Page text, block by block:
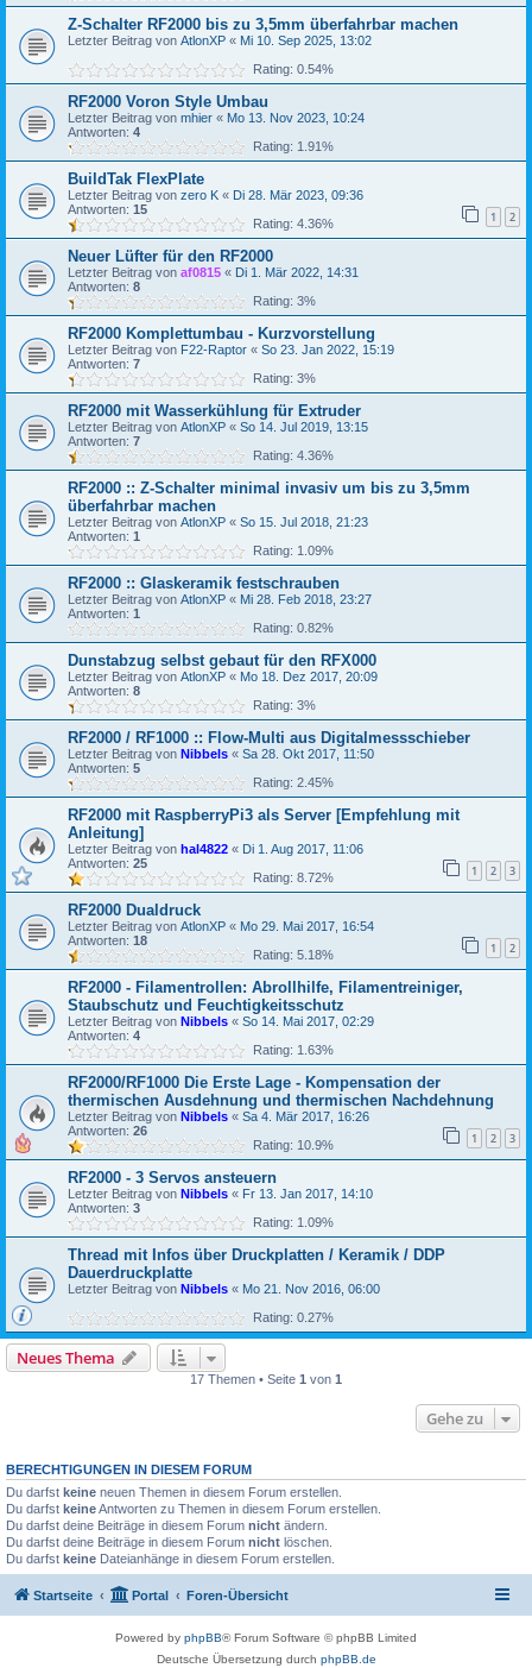
Z-Schalter RF2000 bis zu 3,5mm überfahrbar machen
Letzter Beitrag von AtlonXP « Mi 10. Sep 2025, 13:02
Rating: 0.54%
RF2000 Voron Style Umbau
Letzter Beitrag von mhier « Mo 13. Nov 2023, 10:24
Antworten: 4
Rating: 1.91%
BuildTak FlexPlate
Letzter Beitrag von zero K « Di 28. Mär 2023, 09:36
Antworten: 15 1 2
Rating: 4.36%
Neuer Lüfter für den RF2000
Letzter Beitrag von af0815 « Di 1. Mär 2022, 14:31
Antworten: 8
Rating: 3%
RF2000 Komplettumbau - Kurzvorstellung
Letzter Beitrag von F22-Raptor « So 23. Jan 2022, 15:19
Antworten: 7
Rating: 3%
RF2000 mit Wasserkühlung für Extruder
Letzter Beitrag von AtlonXP « So 14. Jul 2019, 13:15
Antworten: 7
Rating: 4.36%
RF2000 :: Z-Schalter minimal invasiv um bis zu 3,5mm
überfahrbar machen
Letzter Beitrag von AtlonXP « So 15. Jul 2018, 21:23
Antworten: 1
Rating: 1.09%
RF2000 :: Glaskeramik festschrauben
Letzter Beitrag von AtlonXP « Mi 28. Feb 2018, 23:27
Antworten: 1
Rating: 0.82%
Dunstabzug selbst gebaut für den RFX000
Letzter Beitrag von AtlonXP « Mo 18. Dez 2017, 20:09
Antworten: 8
Rating: 3%
RF2000 / RF1000 :: Flow-Multi aus Digitalmessschieber
Letzter Beitrag von Nibbels « Sa 28. Okt 2017, 11:50
Antworten: 5
Rating: 2.45%
RF2000 mit RaspberryPi3 als Server [Empfehlung mit
Anleitung]
Letzter Beitrag von hal4822 « Di 1. Aug 2017, 11:06
Antworten: 25 1 2 3
Rating: 8.72%
RF2000 Dualdruck
Letzter Beitrag von AtlonXP « Mo 29. Mai 2017, 16:54
Antworten: 18 1 2
Rating: 5.18%
RF2000 - Filamentrollen: Abrollhilfe, Filamentreiniger,
Staubschutz und Feuchtigkeitsschutz
Letzter Beitrag von Nibbels « So 14. Mai 2017, 02:29
Antworten: 4
Rating: 1.63%
RF2000/RF1000 Die Erste Lage - Kompensation der
thermischen Ausdehnung und thermischen Nachdehnung
Letzter Beitrag von Nibbels « Sa 4. Mär 2017, 16:26
Antworten: 26 1 2 3
Rating: 10.9%
RF2000 - 3 Servos ansteuern
Letzter Beitrag von Nibbels « Fr 13. Jan 2017, 14:10
Antworten: 3
Rating: 1.09%
Thread mit Infos über Druckplatten / Keramik / DDP
Dauerdruckplatte
Letzter Beitrag von Nibbels « Mo 21. Nov 2016, 06:00
Rating: 0.27%
Neues Thema
17 Themen • Seite 1 von 1
Gehe zu
BERECHTIGUNGEN IN DIESEM FORUM
Du darfst keine neuen Themen in diesem Forum erstellen.
Du darfst keineAntworten zu Themen in diesem Forum erstellen.
Du darfst deine Beiträge in diesem Forum nicht ändern.
Du darfst deine Beiträge in diesem Forum nicht löschen.
Du darfst keine Dateianhänge in diesem Forum erstellen.
Startseite Portal Foren-Übersicht
Powered by phpBB® Forum Software © phpBB Limited
Deutsche Übersetzung durch phpBB.de